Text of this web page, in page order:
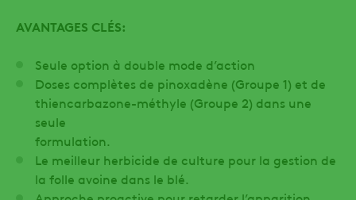
AVANTAGES CLÉS:
Seule option à double mode d’action
Doses complètes de pinoxadène (Groupe 1) et de
thiencarbazone-méthyle (Groupe 2) dans une
seule
formulation.
Le meilleur herbicide de culture pour la gestion de
la folle avoine dans le blé.